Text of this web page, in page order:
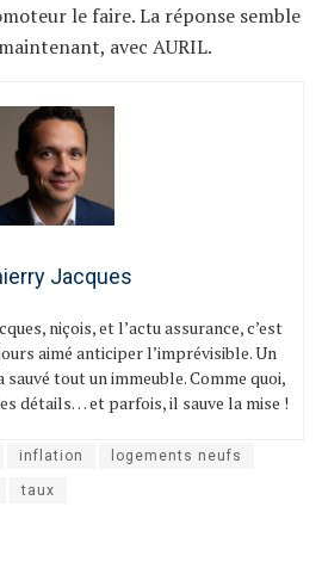
le faire. La réponse semble
avec AURIL.
Jacques
niçois, et l’actu assurance, c’est
aimé anticiper l’imprévisible. Un
sauvé tout un immeuble. Comme quoi,
détails… et parfois, il sauve la mise !
inflation logements neufs
taux